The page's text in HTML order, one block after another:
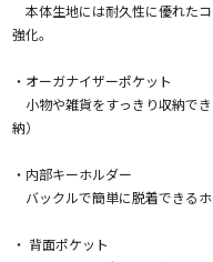
本体生地には耐久性に優れた
強化。
・オーガナイザーポケット
小物や雑貨をすっきり収納で
納）
・内部キーホルダー
バックルで簡単に脱着できるホ
・ 背面ポケット